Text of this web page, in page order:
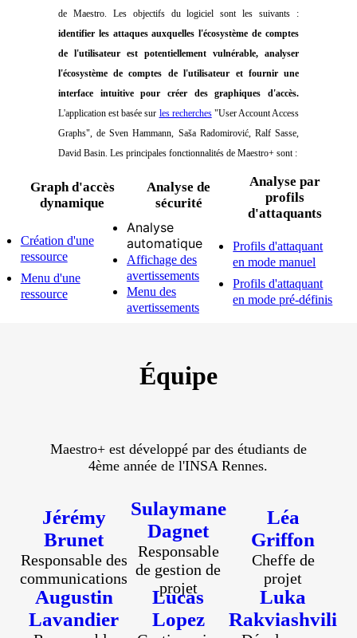
de Maestro. Les objectifs du logiciel sont les suivants :
identifier les attaques auxquelles l'écosystème de comptes
de l'utilisateur est potentiellement vulnérable, analyser
l'écosystème de comptes de l'utilisateur et fournir une
interface intuitive pour créer des graphiques d'accès.
L'application est basée sur les recherches"User Account Access
Graphs", de Sven Hammann, Saša Radomirović, Ralf Sasse,
David Basin. Les principales fonctionnalités de Maestro+ sont :
Graph d'accès
dynamique
Création d'une
ressource
Menu d'une
ressource
Analyse de
sécurité
Analyse
automatique
Affichage des
avertissements
Menu des
avertissements
Analyse par
profils
d'attaquants
Profils d'attaquant
en mode manuel
Profils d'attaquant
en mode pré-définis
Équipe
Maestro+ est développé par des étudiants de
4ème année de l'INSA Rennes.
Jérémy
Brunet
Responsable des
communications
Sulaymane
Dagnet
Responsable
de gestion de
projet
Léa
Griffon
Cheffe de
projet
Augustin
Lavandier
Lucas
Lopez
Luka
Rakviashvili